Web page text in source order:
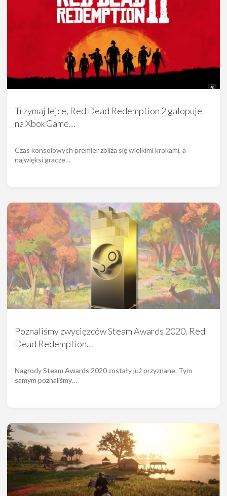
Trzymaj lejce, Red Dead Redemption 2 galopuje
na Xbox Game…
Czas konsolowych premier zbliża się wielkimi krokami, a
najwięksi gracze…
Poznaliśmy zwycięzców Steam Awards 2020. Red
Dead Redemption…
Nagrody Steam Awards 2020 zostały już przyznane. Tym
samym poznaliśmy…